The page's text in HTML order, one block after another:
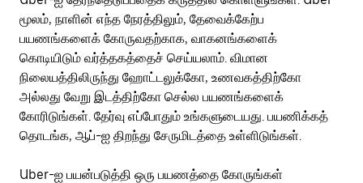
மூலம், நாளின் எந்த நேரத்திலும், தேவைக்கேற்ப
பயணங்களைக் கோருவதற்காக, வாகனங்களைக்
கொடியிடும் வர்த்தகத்தைச் செய்யலாம். விமான
நிலையத்திலிருந்து ஹோட்டலுக்கோ, உணவகத்திற்கோ
அல்லது வேறு இடத்திற்கோ செல்ல பயணங்களைக்
கோரிடுங்கள். தேர்வு எப்போதும் உங்களுடையது. பயணிக்கத்
தொடங்க, ஆப்-ஐ திறந்து சேருமிடத்தை உள்ளிடுங்கள்.
Uber-ஐ பயன்படுத்தி ஒரு பயணத்தை கோருங்கள்